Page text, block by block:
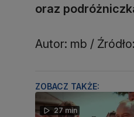
oraz
Autor: mb /
ZOBACZ TAKŻE:
27 min